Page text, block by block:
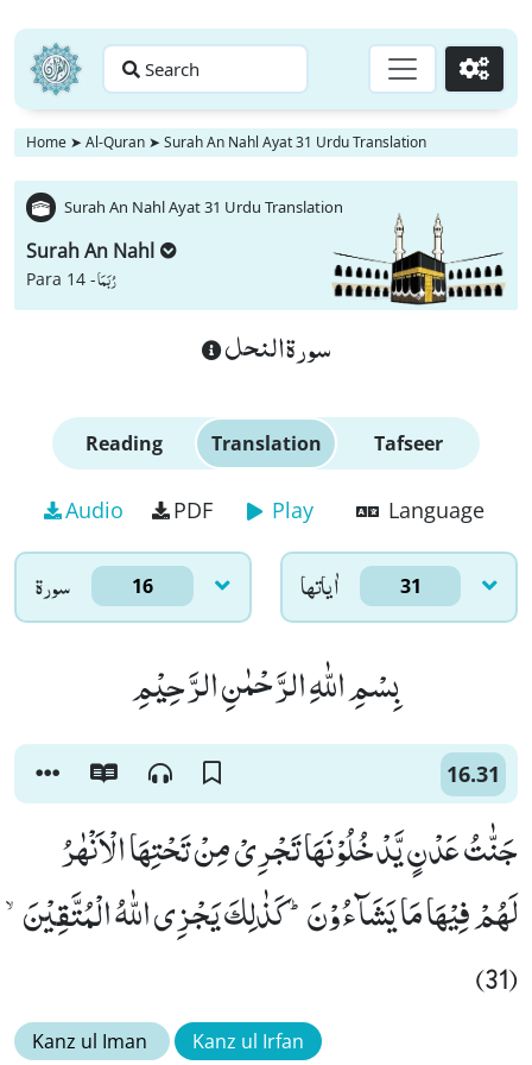
Search Go
Home ➤ Al-Quran ➤ Surah An Nahl Ayat 31 Urdu Translation
Surah An Nahl Ayat 31 Urdu Translation
Surah An Nahl
Para 14 -رُبَمَا
سورة النحل
Reading Translation Tafseer
Audio PDF Play Language
سورۃ 16 اٰياتها 31
بِسْمِ اللّٰهِ الرَّحْمٰنِ الرَّحِیْمِ
16.31
جَنّٰتُ عَدْنٍ یَّدْخُلُوْنَهَا تَجْرِیْ مِنْ تَحْتِهَا الْاَنْهٰرُ
لَهُمْ فِیْهَا مَا یَشَآءُوْنَؕ-كَذٰلِكَ یَجْزِی اللّٰهُ الْمُتَّقِیْنَۙ
(31)
Kanz ul Iman Kanz ul Irfan